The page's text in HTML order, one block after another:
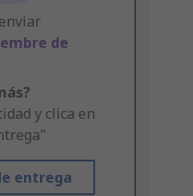
de
y clica en
entrega